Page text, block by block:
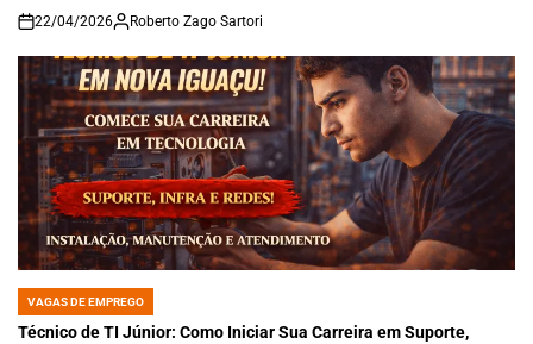
on
22/04/2026 Roberto Zago Sartori
POSTED
IN
VAGAS DE EMPREGO
Técnico de TI Júnior: Como Iniciar Sua Carreira em Suporte,